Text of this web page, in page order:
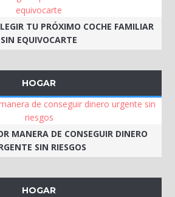
TU PRÓXIMO COCHE FAMILIAR
SIN EQUIVOCARTE
HOGAR
MANERA DE CONSEGUIR DINERO
SIN RIESGOS
HOGAR